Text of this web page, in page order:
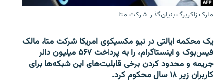
مارک زاکربرگ بنیان‌گذار شرکت متا
یک محکمه ایالتی در نیو مکسیکوی امریکا شرکت متا، مالک
فیس‌بوک و اینستاگرام، را به پرداخت ۵۶۷ میلیون دالر
جریمه و محدود کردن برخی قابلیت‌های این شبکه‌ها برای
کاربران زیر ۱۸ سال محکوم کرد.